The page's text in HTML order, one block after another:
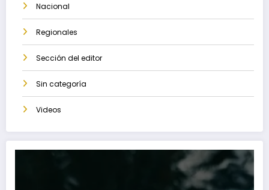
Nacional
Regionales
Sección del editor
Sin categoría
Videos